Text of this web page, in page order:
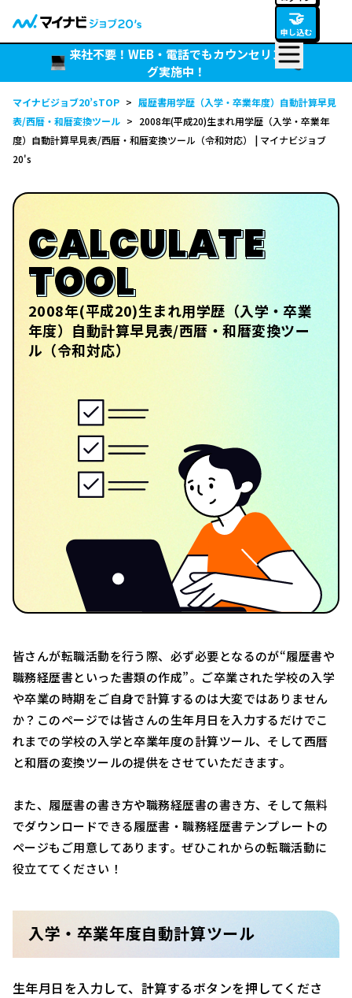
🤝
申し込む
来社不要！WEB・電話でもカウンセリン
グ実施中！
マイナビジョブ20’sTOP > 履歴書用学歴（入学・卒業年度）自動計算早見
表/西暦・和暦変換ツール > 2008年(平成20)生まれ用学歴（入学・卒業年
度）自動計算早見表/西暦・和暦変換ツール（令和対応） | マイナビジョブ
20's
CALCULATE
TOOL
2008年(平成20)生まれ用学歴（入学・卒業
年度）自動計算早見表/西暦・和暦変換ツー
ル（令和対応）
皆さんが転職活動を行う際、必ず必要となるのが“履歴書や
職務経歴書といった書類の作成”。ご卒業された学校の入学
や卒業の時期をご自身で計算するのは大変ではありません
か？このページでは皆さんの生年月日を入力するだけでこ
れまでの学校の入学と卒業年度の計算ツール、そして西暦
と和暦の変換ツールの提供をさせていただきます。
また、履歴書の書き方や職務経歴書の書き方、そして無料
でダウンロードできる履歴書・職務経歴書テンプレートの
ページもご用意してあります。ぜひこれからの転職活動に
役立ててください！
入学・卒業年度自動計算ツール
生年月日を入力して、計算するボタンを押してくださ